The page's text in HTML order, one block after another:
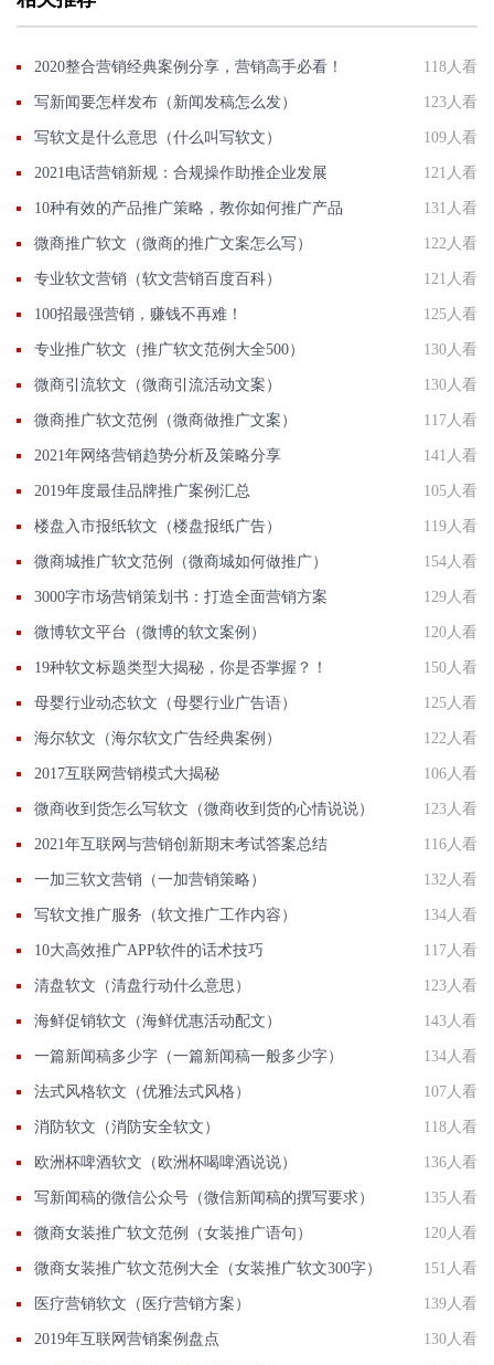
2020整合营销经典案例分享，营销高手必看！ 118人看
写新闻要怎样发布（新闻发稿怎么发） 123人看
写软文是什么意思（什么叫写软文） 109人看
2021电话营销新规：合规操作助推企业发展 121人看
10种有效的产品推广策略，教你如何推广产品 131人看
微商推广软文（微商的推广文案怎么写） 122人看
专业软文营销（软文营销百度百科） 121人看
100招最强营销，赚钱不再难！ 125人看
专业推广软文（推广软文范例大全500） 130人看
微商引流软文（微商引流活动文案） 130人看
微商推广软文范例（微商做推广文案） 117人看
2021年网络营销趋势分析及策略分享 141人看
2019年度最佳品牌推广案例汇总 105人看
楼盘入市报纸软文（楼盘报纸广告） 119人看
微商城推广软文范例（微商城如何做推广） 154人看
3000字市场营销策划书：打造全面营销方案 129人看
微博软文平台（微博的软文案例） 120人看
19种软文标题类型大揭秘，你是否掌握？！ 150人看
母婴行业动态软文（母婴行业广告语） 125人看
海尔软文（海尔软文广告经典案例） 122人看
2017互联网营销模式大揭秘 106人看
微商收到货怎么写软文（微商收到货的心情说说） 123人看
2021年互联网与营销创新期末考试答案总结 116人看
一加三软文营销（一加营销策略） 132人看
写软文推广服务（软文推广工作内容） 134人看
10大高效推广APP软件的话术技巧 117人看
清盘软文（清盘行动什么意思） 123人看
海鲜促销软文（海鲜优惠活动配文） 143人看
一篇新闻稿多少字（一篇新闻稿一般多少字） 134人看
法式风格软文（优雅法式风格） 107人看
消防软文（消防安全软文） 118人看
欧洲杯啤酒软文（欧洲杯喝啤酒说说） 136人看
写新闻稿的微信公众号（微信新闻稿的撰写要求） 135人看
微商女装推广软文范例（女装推广语句） 120人看
微商女装推广软文范例大全（女装推广软文300字） 151人看
医疗营销软文（医疗营销方案） 139人看
2019年互联网营销案例盘点 130人看